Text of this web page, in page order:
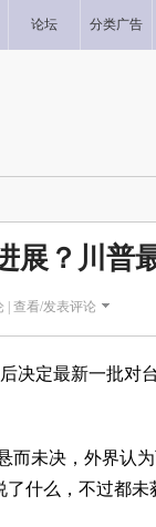
论坛 分类广告
展？川普
| 查看/发表评论
决定最新一批对
而未决，外界认
了什么，不过都未